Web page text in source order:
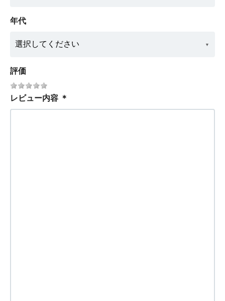
年代
評価
レビュー内容 ＊